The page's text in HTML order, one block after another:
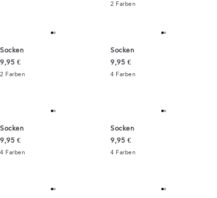
2 Farben
Socken
Preis
9,95 €
2 Farben
Socken
Preis
9,95 €
4 Farben
Socken
Preis
9,95 €
4 Farben
Socken
Preis
9,95 €
4 Farben